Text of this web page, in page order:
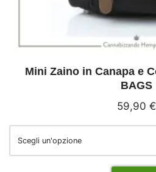
Mini Zaino in Canapa e
BAGS
59,90 €